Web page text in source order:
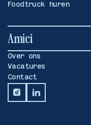
Foodtruck huren
Amici
Over ons
Vacatures
Contact